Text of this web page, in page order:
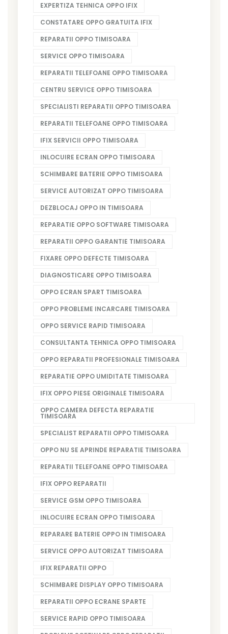
EXPERTIZA TEHNICA OPPO IFIX
CONSTATARE OPPO GRATUITA IFIX
REPARATII OPPO TIMISOARA
SERVICE OPPO TIMISOARA
REPARATII TELEFOANE OPPO TIMISOARA
CENTRU SERVICE OPPO TIMISOARA
SPECIALISTI REPARATII OPPO TIMISOARA
REPARATII TELEFOANE OPPO TIMISOARA
IFIX SERVICII OPPO TIMISOARA
INLOCUIRE ECRAN OPPO TIMISOARA
SCHIMBARE BATERIE OPPO TIMISOARA
SERVICE AUTORIZAT OPPO TIMISOARA
DEZBLOCAJ OPPO IN TIMISOARA
REPARATIE OPPO SOFTWARE TIMISOARA
REPARATII OPPO GARANTIE TIMISOARA
FIXARE OPPO DEFECTE TIMISOARA
DIAGNOSTICARE OPPO TIMISOARA
OPPO ECRAN SPART TIMISOARA
OPPO PROBLEME INCARCARE TIMISOARA
OPPO SERVICE RAPID TIMISOARA
CONSULTANTA TEHNICA OPPO TIMISOARA
OPPO REPARATII PROFESIONALE TIMISOARA
REPARATIE OPPO UMIDITATE TIMISOARA
IFIX OPPO PIESE ORIGINALE TIMISOARA
OPPO CAMERA DEFECTA REPARATIE
TIMISOARA
SPECIALIST REPARATII OPPO TIMISOARA
OPPO NU SE APRINDE REPARATIE TIMISOARA
REPARATII TELEFOANE OPPO TIMISOARA
IFIX OPPO REPARATII
SERVICE GSM OPPO TIMISOARA
INLOCUIRE ECRAN OPPO TIMISOARA
REPARARE BATERIE OPPO IN TIMISOARA
SERVICE OPPO AUTORIZAT TIMISOARA
IFIX REPARATII OPPO
SCHIMBARE DISPLAY OPPO TIMISOARA
REPARATII OPPO ECRANE SPARTE
SERVICE RAPID OPPO TIMISOARA